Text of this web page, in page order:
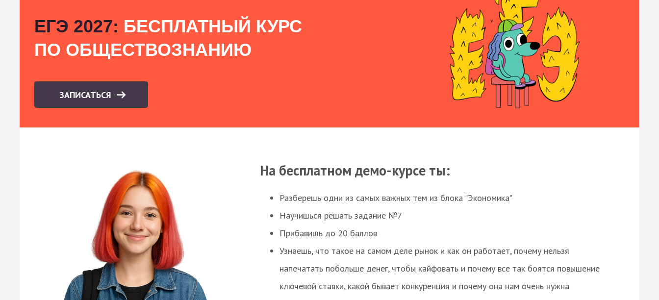
ЕГЭ 2027: БЕСПЛАТНЫЙ КУРС
ПО ОБЩЕСТВОЗНАНИЮ
ЗАПИСАТЬСЯ
На бесплатном демо-курсе ты:
Разберешь одни из самых важных тем из блока "Экономика"
Научишься решать задание №7
Прибавишь до 20 баллов
Узнаешь, что такое на самом деле рынок и как он работает, почему нельзя
напечатать побольше денег, чтобы кайфовать и почему все так боятся повышение
ключевой ставки, какой бывает конкуренция и почему она нам очень нужна